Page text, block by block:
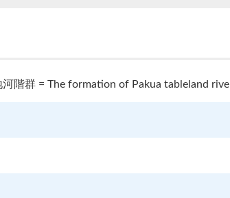
階群 = The formation of Pakua tableland